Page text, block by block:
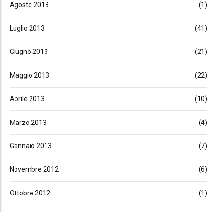
Agosto 2013 (1)
Luglio 2013 (41)
Giugno 2013 (21)
Maggio 2013 (22)
Aprile 2013 (10)
Marzo 2013 (4)
Gennaio 2013 (7)
Novembre 2012 (6)
Ottobre 2012 (1)